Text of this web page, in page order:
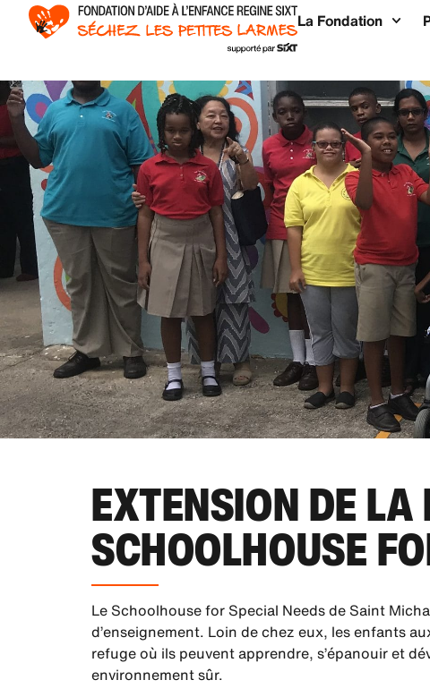
La Fondation
EXTENSION DE
SCHOOLHOUSE
Le Schoolhouse for Special Needs de Saint
d’enseignement. Loin de chez eux, les enfants
refuge où ils peuvent apprendre, s’épanouir et
environnement sûr.